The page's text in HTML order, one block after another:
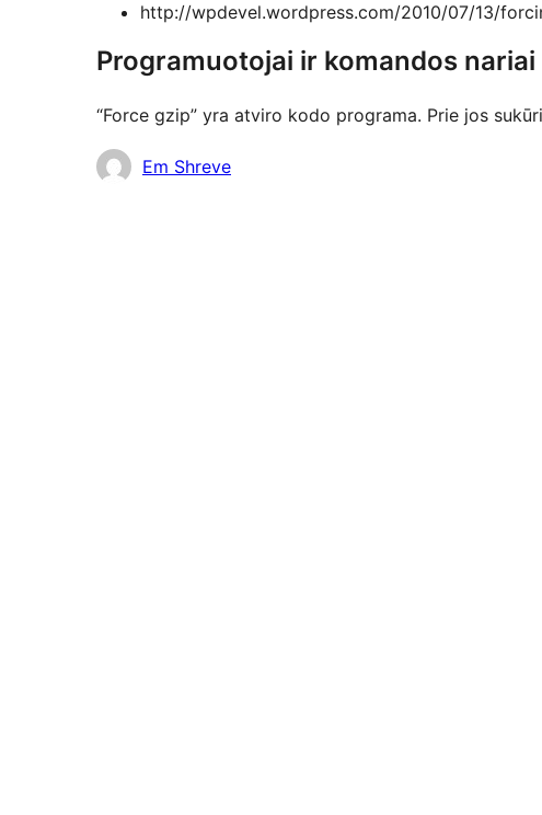
http://wpdevel.wordpress.com/2010/07/13/
Programuotojai ir komandos nariai
“Force gzip” yra atviro kodo programa. Prie jos
AutoriaiEm Shreve